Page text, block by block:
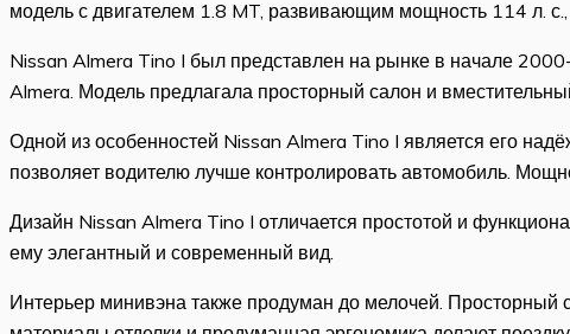
модель с двигателем 1.8 MT, развивающим мощность 114 л.
Nissan Almera Tino I был представлен на рынке в начале
Almera. Модель предлагала просторный салон и
Одной из особенностей Nissan Almera Tino I является его
позволяет водителю лучше контролировать автомобиль.
Дизайн Nissan Almera Tino I отличается простотой и
ему элегантный и современный вид.
Интерьер минивэна также продуман до мелочей. Просторный